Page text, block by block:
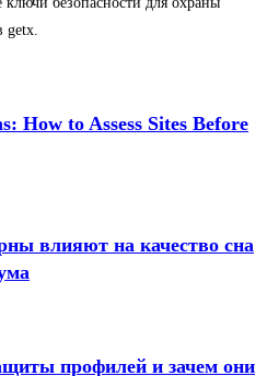
getx.
How to Assess Sites Before
влияют на качество сна
профилей и зачем они